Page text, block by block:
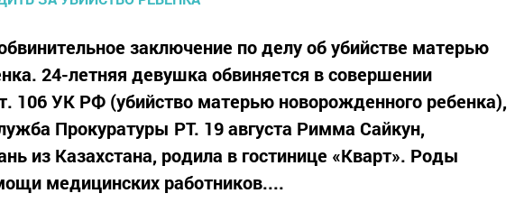
заключение по делу об убийстве матерью
24-летняя девушка обвиняется в совершении
106 УК РФ (убийство матерью новорожденного ребенка),
Прокуратуры РТ. 19 августа Римма Сайкун,
из Казахстана, родила в гостинице «Кварт». Роды
медицинских работников....